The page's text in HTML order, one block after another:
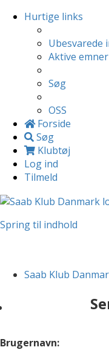
Hurtige links
Ubesvarede
Aktive emner
Søg
OSS
Forside
Søg
Klubtøj
Log ind
Tilmeld
Spring til indhold
Saab Klub
Brugernavn: